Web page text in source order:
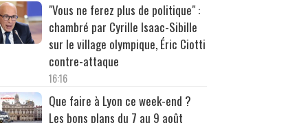
"Vous ne ferez plus de politique" :
chambré par Cyrille Isaac-Sibille
sur le village olympique, Éric Ciotti
contre-attaque
16:16
Que faire à Lyon ce week-end ?
Les bons plans du 7 au 9 août